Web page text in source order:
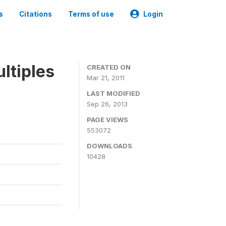
Citations Terms of use Login
CREATED ON
Mar 21, 2011
LAST MODIFIED
Sep 26, 2013
PAGE VIEWS
553072
DOWNLOADS
10428